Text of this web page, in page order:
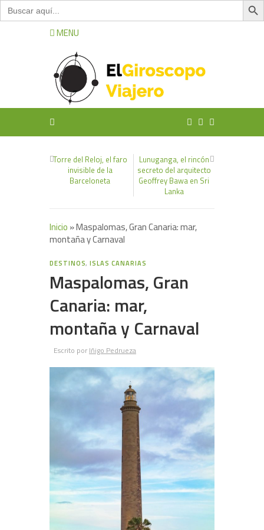
Buscar:
MENU
Torre del Reloj, el faro
invisible de la
Barceloneta
Lunuganga, el rincón
secreto del arquitecto
Geoffrey Bawa en Sri
Lanka
Inicio »Maspalomas, Gran Canaria: mar,
montaña y Carnaval
DESTINOS,ISLAS CANARIAS
Maspalomas, Gran
Canaria: mar,
montaña y Carnaval
Escrito por Iñigo Pedrueza